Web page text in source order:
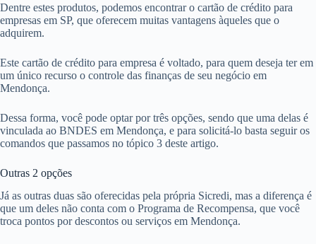
Dentre estes produtos, podemos encontrar o cartão de crédito para
empresas em SP, que oferecem muitas vantagens àqueles que o
adquirem.
Este cartão de crédito para empresa é voltado, para quem deseja ter em
um único recurso o controle das finanças de seu negócio em
Mendonça.
Dessa forma, você pode optar por três opções, sendo que uma delas é
vinculada ao BNDES em Mendonça, e para solicitá-lo basta seguir os
comandos que passamos no tópico 3 deste artigo.
Outras 2 opções
Já as outras duas são oferecidas pela própria Sicredi, mas a diferença é
que um deles não conta com o Programa de Recompensa, que você
troca pontos por descontos ou serviços em Mendonça.